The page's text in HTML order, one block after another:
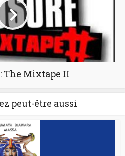
The Mixtape II
peut-être aussi